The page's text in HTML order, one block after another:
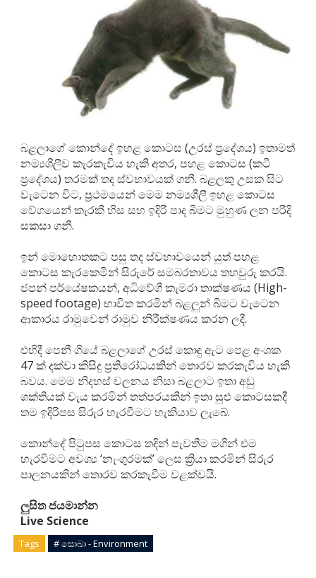
බළලාගේ කොන්දේ ඉහළ කොටස (උරස් ප්‍රදේශය) ඉතාමත්
නම්‍යශීලීව කැරකැවිය හැකි අතර, පහළ කොටස (කටී
ප්‍රදේශය) තරමක් තද ස්වභාවයක් ගනී. බළලකු උසක සිට
වැටෙන විට, ප්‍රථමයෙන් මෙම නම්‍යශීලී ඉහළ කොටස
වේගයෙන් කැරකී හිස සහ ඉදිරි පාද බිමට මුහුණ ලන පරිදි
සකසා ගනී.
ඉන් මොහොතකට පසු තද ස්වභාවයෙන් යුත් පහළ
කොටස කැරකෙමින් සිරුරේ සමබරතාවය තහවුරු කරයි.
ජපන් පර්යේෂකයන්, අධිවේගී කැමරා තාක්ෂණය (High-
speed footage) භාවිත කරමින් බළලුන් බිමට වැටෙන
ආකාරය රාමුවෙන් රාමුව නිරීක්ෂණය කරන ලදී.
එහිදී පෙනී ගියේ බළලාගේ උරස් කොඳු ඇට පෙළ අංශක
47 ක් දක්වා කිසිදු ප්‍රතිරෝධයකින් තොරව කරකැවිය හැකි
බවය. මෙම නිදහස් චලනය නිසා බළලාට ඉතා අඩු
ශක්තියක් වැය කරමින් තත්පරයකින් ඉතා සුළු කොටසකදී
තම ඉදිරිපස සිරුර හැරවීමට හැකියාව ලැබේ.
කොන්දේ පිටුපස කොටස තදින් පැවතීම මගින් එම
හැරවීමට අවශ්‍ය ‘නැංගුරමක්’ ලෙස ක්‍රියා කරමින් සිරුර
පාලනයකින් තොරව කරකැවීම වළක්වයි.
ලුසිත ජයමාන්න
Live Science
Tags # සොබා - Environment